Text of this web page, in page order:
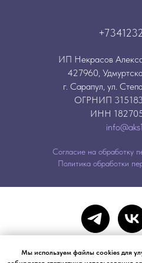
ИП Некрасов
427960,
г. Сарапул, ул.
ОГРНИП
ИНН
Согласие на обработку
Политика обработки
Мы используем файлы cookies для